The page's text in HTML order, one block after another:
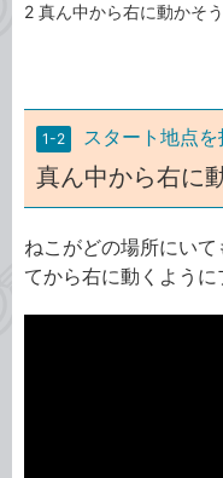
2 真ん中から右に動かそ
1-2 スタート地点を
真ん中から右に
ねこがどの場所にい
てから右に動くように